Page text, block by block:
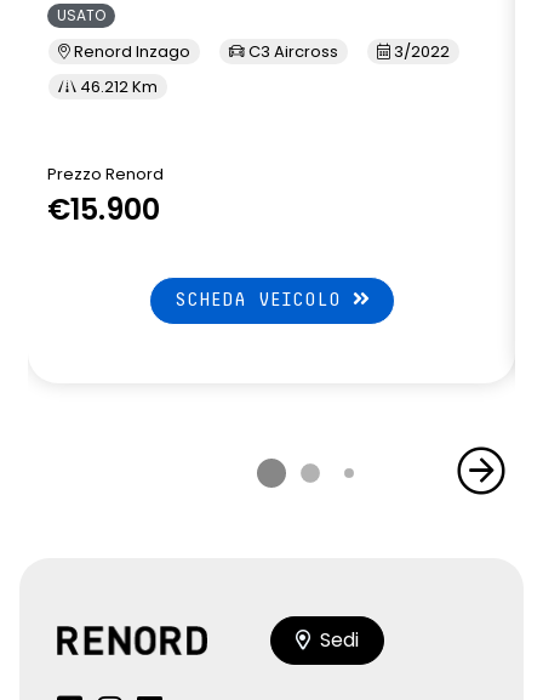
USATO
Renord Inzago C3 Aircross
3/2022
46.212 Km
Prezzo Renord
€15.900
SCHEDA VEICOLO
Sedi